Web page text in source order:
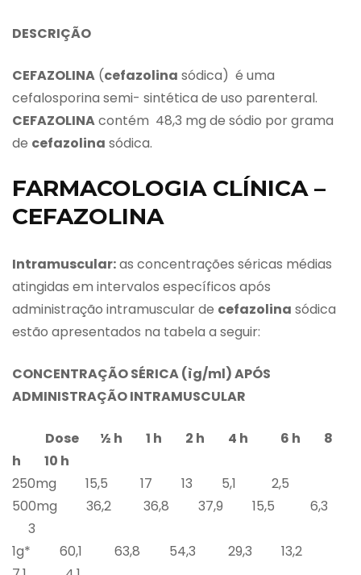
DESCRIÇÃO
CEFAZOLINA (cefazolina sódica) é uma
cefalosporina semi- sintética de uso parenteral.
CEFAZOLINAcontém 48,3 mg de sódio por grama
de cefazolina sódica.
FARMACOLOGIA CLÍNICA –
CEFAZOLINA
Intramuscular:as concentrações séricas médias
atingidas em intervalos específicos após
administração intramuscular de cefazolina sódica
estão apresentados na tabela a seguir:
CONCENTRAÇÃO SÉRICA (ìg/ml) APÓS
ADMINISTRAÇÃO INTRAMUSCULAR
Dose ½ h 1 h 2 h 4 h 6 h
8
h
10 h
250mg 15,5 17 13 5,1 2,5
500mg 36,2 36,8 37,9 15,5 6,3
3
1g* 60,1 63,8 54,3 29,3 13,2